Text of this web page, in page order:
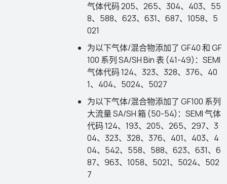
气体代码 205、265、304、403、55
8、588、623、631、687、1058、5
021
为以下气体/混合物添加了 GF40 和 GF
100 系列 SA/SH Bin 表 (41-49)：SEMI
气体代码 124、323、328、376、40
1、404、5024、5027
为以下气体/混合物添加了 GF100 系列
大流量 SA/SH 箱 (50-54)：SEMI 气体
代码 124、193、205、265、297、3
04、323、328、376、401、403、4
04、542、558、588、623、631、6
87、963、1058、5021、5024、502
7